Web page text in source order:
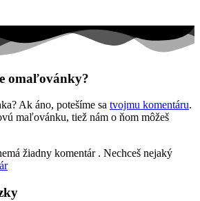
omaľovánky?
Ak áno, potešíme sa tvojmu komentáru.
maľovánku, tiež nám o ňom môžeš
žiadny komentár . Nechceš nejaký